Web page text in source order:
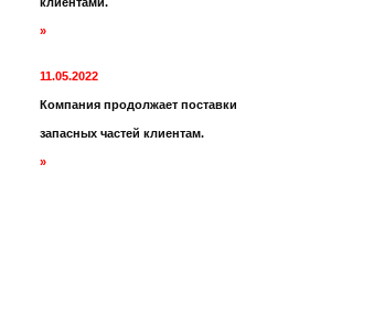
»
11.05.2022
Компания продолжает поставки
запасных частей клиентам.
»